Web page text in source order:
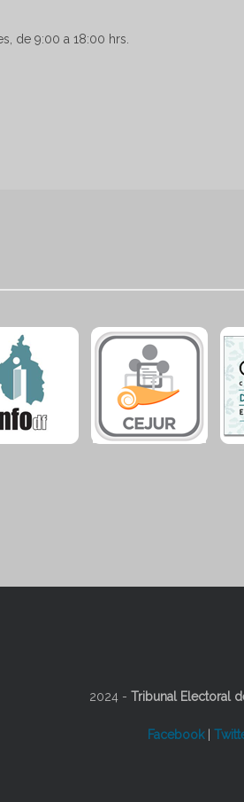
de 9:00 a 18:00 hrs.
2024 - Tribunal Electoral
Facebook|